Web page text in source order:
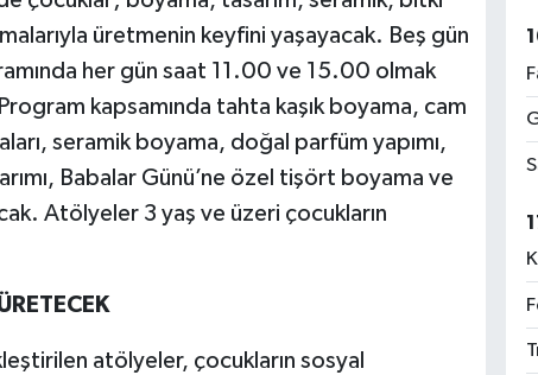
üretmenin keyfini yaşayacak. Beş gün
her gün saat 11.00 ve 15.00 olmak
kapsamında tahta kaşık boyama, cam
seramik boyama, doğal parfüm yapımı,
Babalar Günü’ne özel tişört boyama ve
Atölyeler 3 yaş ve üzeri çocukların
atölyeler, çocukların sosyal